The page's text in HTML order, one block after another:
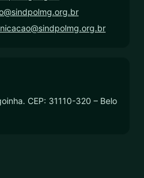
CEP: 31110-320 – Belo